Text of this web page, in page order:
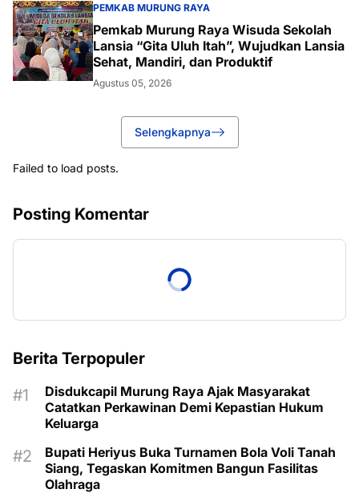
PEMKAB MURUNG RAYA
Pemkab Murung Raya Wisuda Sekolah
Lansia “Gita Uluh Itah”, Wujudkan Lansia
Sehat, Mandiri, dan Produktif
Agustus 05, 2026
Selengkapnya
Failed to load posts.
Posting Komentar
Berita Terpopuler
Disdukcapil Murung Raya Ajak Masyarakat
Catatkan Perkawinan Demi Kepastian Hukum
Keluarga
Bupati Heriyus Buka Turnamen Bola Voli Tanah
Siang, Tegaskan Komitmen Bangun Fasilitas
Olahraga